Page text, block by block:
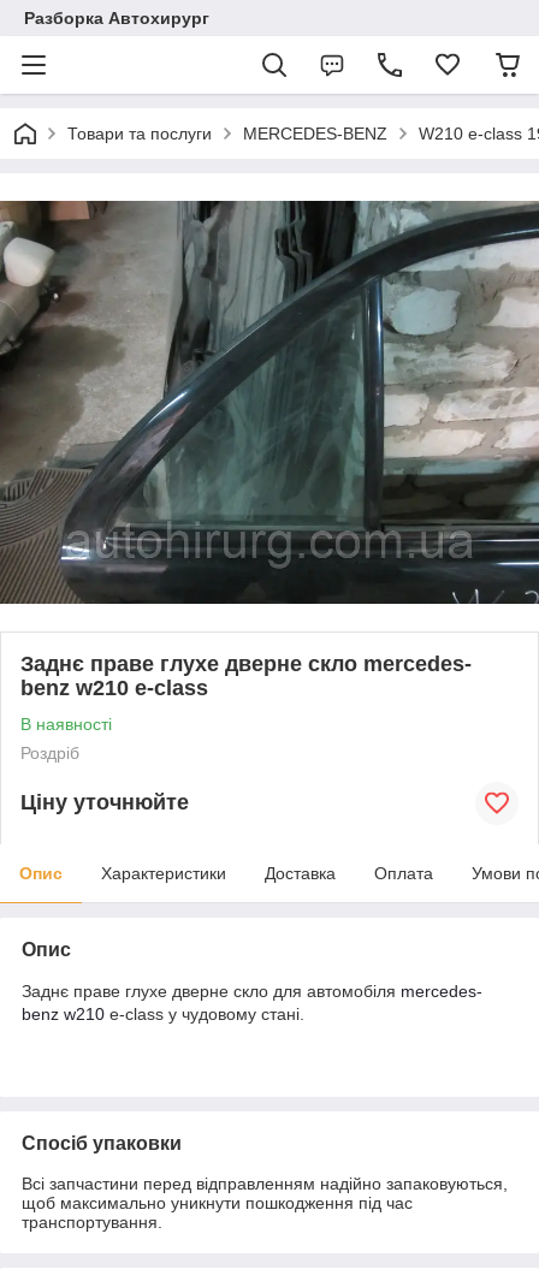
Разборка Автохирург
Товари та послуги MERCEDES-BENZ W210 e-class
Заднє праве глухе дверне скло mercedes-
benz w210 e-class
В наявності
Роздріб
Ціну уточнюйте
Опис Характеристики Доставка Оплата Умови
Опис
Заднє праве глухе дверне скло для автомобіля mercedes-
benz w210 e-class у чудовому стані.
Спосіб упаковки
Всі запчастини перед відправленням надійно запаковуються,
щоб максимально уникнути пошкодження під час
транспортування.